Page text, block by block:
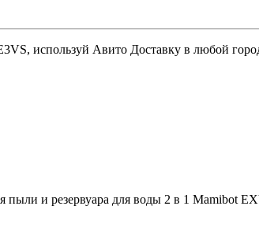
, используй Авито Доставку в любой
пыли и резервуара для воды 2 в 1 Mamibot